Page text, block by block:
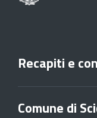
Recapiti e
Comune di